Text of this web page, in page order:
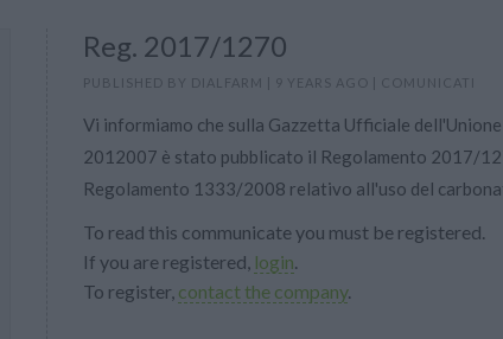
Reg. 2017/1270
PUBLISHED BY DIALFARM | 9 YEARS AGO | COMUNICATI
Vi informiamo che sulla Gazzetta Ufficiale
2012007 è stato pubblicato il Regolamento 2017/
Regolamento 1333/2008 relativo all'uso del
To read this communicate you must be registered.
If you are registered, login.
To register, contact the company.